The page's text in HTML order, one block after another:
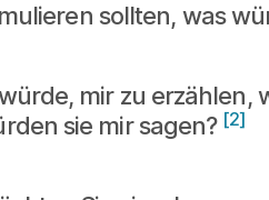
sollten, was
mir zu erzählen,
sie mir sagen? [2]